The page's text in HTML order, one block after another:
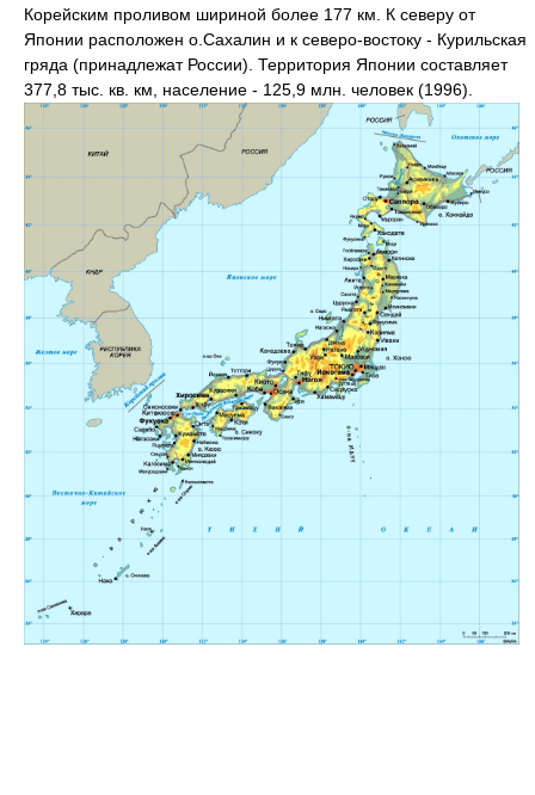
Корейским проливом шириной более 177 км. К северу от
Японии расположен о.Сахалин и к северо-востоку - Курильская
гряда (принадлежат России). Территория Японии составляет
377,8 тыс. кв. км, население - 125,9 млн. человек (1996).